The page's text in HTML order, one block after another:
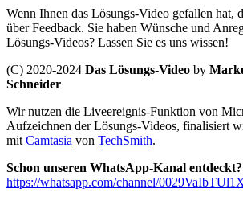
Wenn Ihnen das Lösungs-Video gefallen hat,
über Feedback. Sie haben Wünsche und
Lösungs-Videos? Lassen Sie es uns wissen!
(C) 2020-2024 Das Lösungs-Video by
Schneider
Wir nutzen die Liveereignis-Funktion von
Aufzeichnen der Lösungs-Videos, finalisiert
mit Camtasia von TechSmith.
Schon unseren WhatsApp-Kanal entdeckt?
https://whatsapp.com/channel/